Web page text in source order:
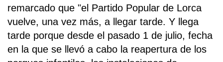
remarcado que "el Partido Popular de Lorca
vuelve, una vez más, a llegar tarde. Y llega
tarde porque desde el pasado 1 de julio, fecha
en la que se llevó a cabo la reapertura de los